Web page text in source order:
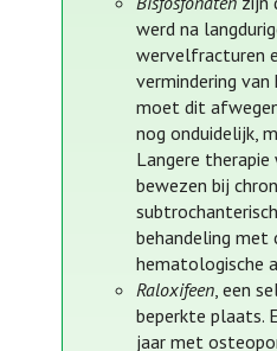
werd na
wervelfracturen
vermindering
moet dit
nog onduidelijk,
Langere
bewezen bij
behandeling
hematologische
Raloxifeen, een
beperkte plaats.
jaar met